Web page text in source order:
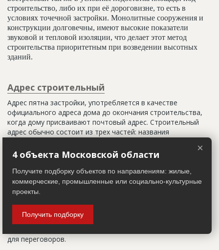
строительство, либо их при её дороговизне, то есть в
условиях точечной застройки. Монолитные сооружения и
конструкции долговечны, имеют высокие показатели
звуковой и тепловой изоляции, что делает этот метод
строительства приоритетным при возведении высотных
зданий.
Адрес строительный
Адрес пятна застройки, употребляется в качестве
официального адреса дома до окончания строительства,
когда дому присваивают почтовый адрес. Строительный
адрес обычно состоит из трех частей: названия
строительного района (возможно, улицы), номера квартала
(не обязательно) и корпуса (владения).
Настоящим строительным адресом можно считать адрес,
указанный в правоустанавливающих документах. Иногда
строительные организации делают свои добавления
должен присутствовать официальный строительный адрес,
а все остальное - это уточнения типа "шестикомнатная
для переговоров.
×
4 объекта Московской области
Получите подборку объектов по направлениям: жилые,
коммерческие, промышленные или социально-культурные
проекты.
Получить подборку